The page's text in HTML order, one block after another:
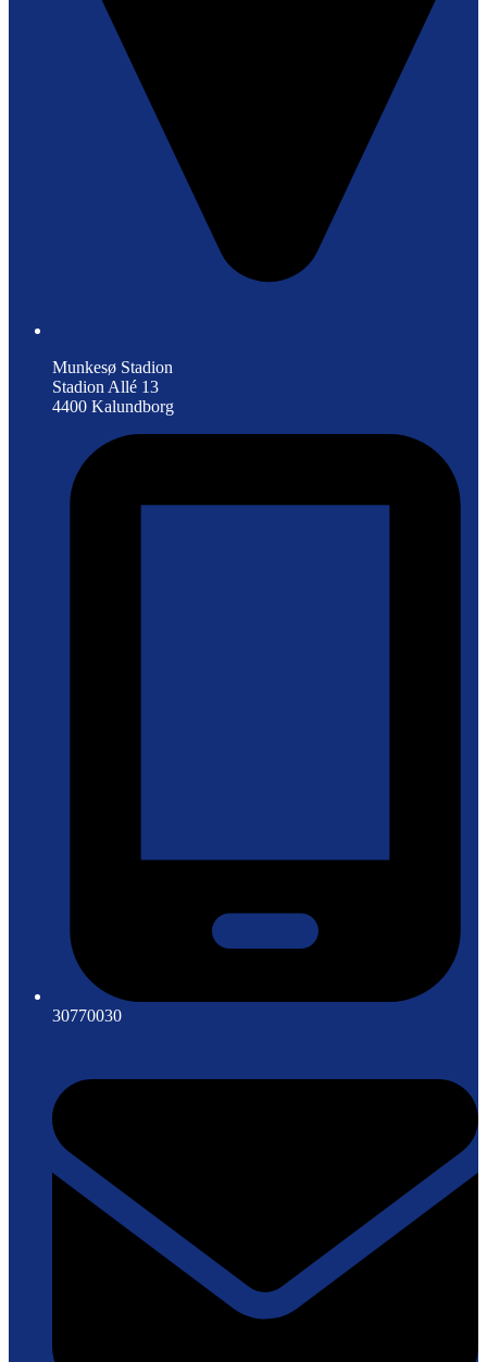
Munkesø Stadion
Stadion Allé 13
4400 Kalundborg
30770030